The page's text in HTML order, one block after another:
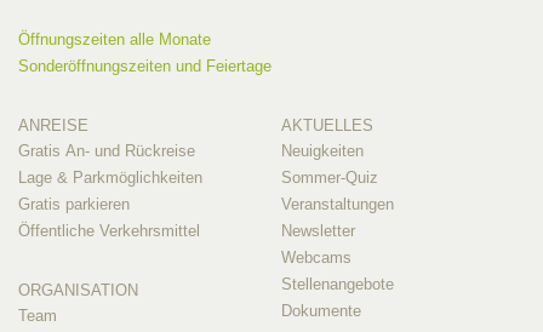
Öffnungszeiten alle Monate
Sonderöffnungszeiten und Feiertage
ANREISE
Gratis An- und Rückreise
Lage & Parkmöglichkeiten
Gratis parkieren
Öffentliche Verkehrsmittel
ORGANISATION
Team
AKTUELLES
Neuigkeiten
Sommer-Quiz
Veranstaltungen
Newsletter
Webcams
Stellenangebote
Dokumente